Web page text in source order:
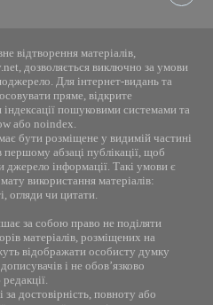
відтворення матеріалів,
дозволяється виключно за умови
Для інтернет-видань та
пряме, відкрите
пошуковими системами та
або noindex.
бути розміщене у видимій частині
абзаці публікації, щоб
джерело інформації. Такі умови є
використання матеріалів:
огляди чи цитати.
за собою право не поділяти
матеріалів, розміщених на
відображати особисту думку
і не обов’язково
за достовірність, повноту або